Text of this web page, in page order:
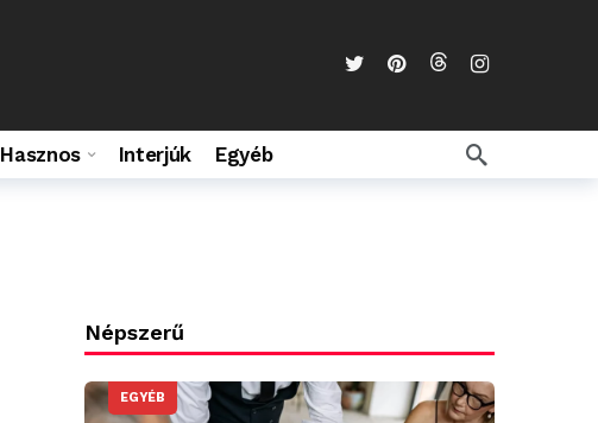
Hasznos Interjúk Egyéb
Népszerű
EGYÉB